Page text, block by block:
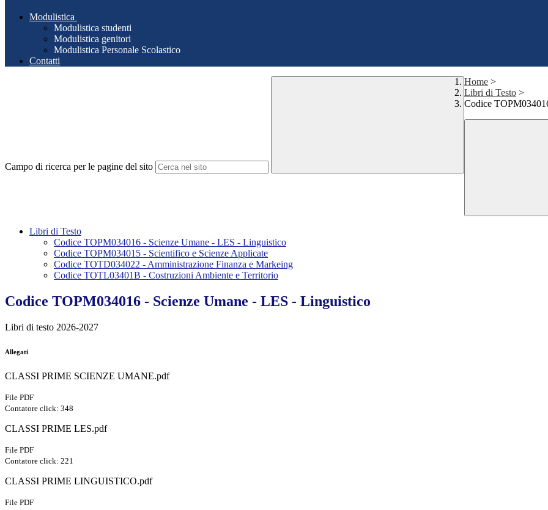
Modulistica
Modulistica studenti
Modulistica genitori
Modulistica Personale Scolastico
Contatti
Campo di ricerca per le pagine del sito
Home >
Libri di Testo >
Codice
Libri di Testo
Codice TOPM034016 - Scienze Umane - LES - Linguistico
Codice TOPM034015 - Scientifico e Scienze Applicate
Codice TOTD034022 - Amministrazione Finanza e Markeing
Codice TOTL03401B - Costruzioni Ambiente e Territorio
Codice TOPM034016 - Scienze Umane - LES - Linguistico
Libri di testo 2026-2027
Allegati
CLASSI PRIME SCIENZE UMANE.pdf
File PDF
Contatore click: 348
CLASSI PRIME LES.pdf
File PDF
Contatore click: 221
CLASSI PRIME LINGUISTICO.pdf
File PDF